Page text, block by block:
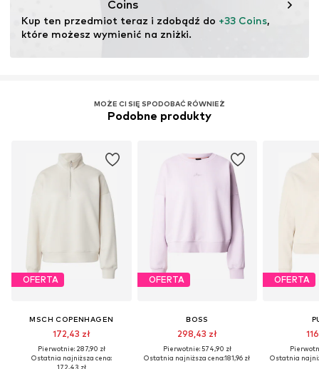
Coins
Kup ten przedmiot teraz i zdobądź do +33 Coins,
które możesz wymienić na zniżki.
MOŻE CI SIĘ SPODOBAĆ RÓWNIEŻ
Podobne produkty
OFERTA
MSCH COPENHAGEN
172,43 zł
Pierwotnie: 287,90 zł
Ostatnia najniższa cena:
172,43 zł
OFERTA
BOSS
298,43 zł
Pierwotnie: 574,90 zł
Ostatnia najniższa cena:181,96 zł
OFERTA
Ostatnia